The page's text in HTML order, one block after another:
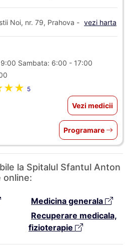
Noi, nr. 79, Prahova - vezi harta
Sambata: 6:00 - 17:00
5
Vezi medicii
Programare
la Spitalul Sfantul Anton
online:
Medicina generala
Recuperare medicala,
fizioterapie